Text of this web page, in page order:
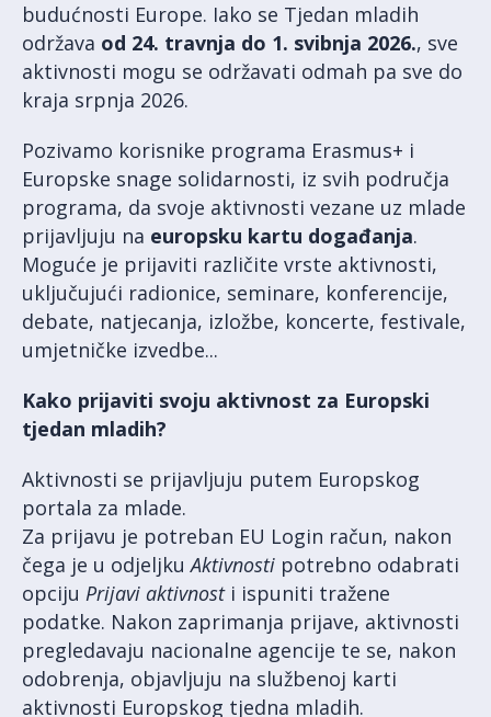
budućnosti Europe. Iako se Tjedan mladih
održava od 24. travnja do 1. svibnja 2026., sve
aktivnosti mogu se održavati odmah pa sve do
kraja srpnja 2026.
Pozivamo korisnike programa Erasmus+ i
Europske snage solidarnosti, iz svih područja
programa, da svoje aktivnosti vezane uz mlade
prijavljuju na europsku kartu događanja.
Moguće je prijaviti različite vrste aktivnosti,
uključujući radionice, seminare, konferencije,
debate, natjecanja, izložbe, koncerte, festivale,
umjetničke izvedbe...
Kako prijaviti svoju aktivnost za Europski
tjedan mladih?
Aktivnosti se prijavljuju putem Europskog
portala za mlade.
Za prijavu je potreban EU Login račun, nakon
čega je u odjeljkuAktivnosti potrebno odabrati
opciju Prijavi aktivnosti ispuniti tražene
podatke. Nakon zaprimanja prijave, aktivnosti
pregledavaju nacionalne agencije te se, nakon
odobrenja, objavljuju na službenoj karti
aktivnosti Europskog tjedna mladih.